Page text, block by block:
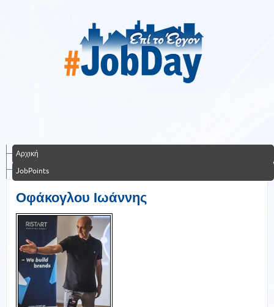
Αρχική
JobPoints
Οφάκογλου Ιωάννης